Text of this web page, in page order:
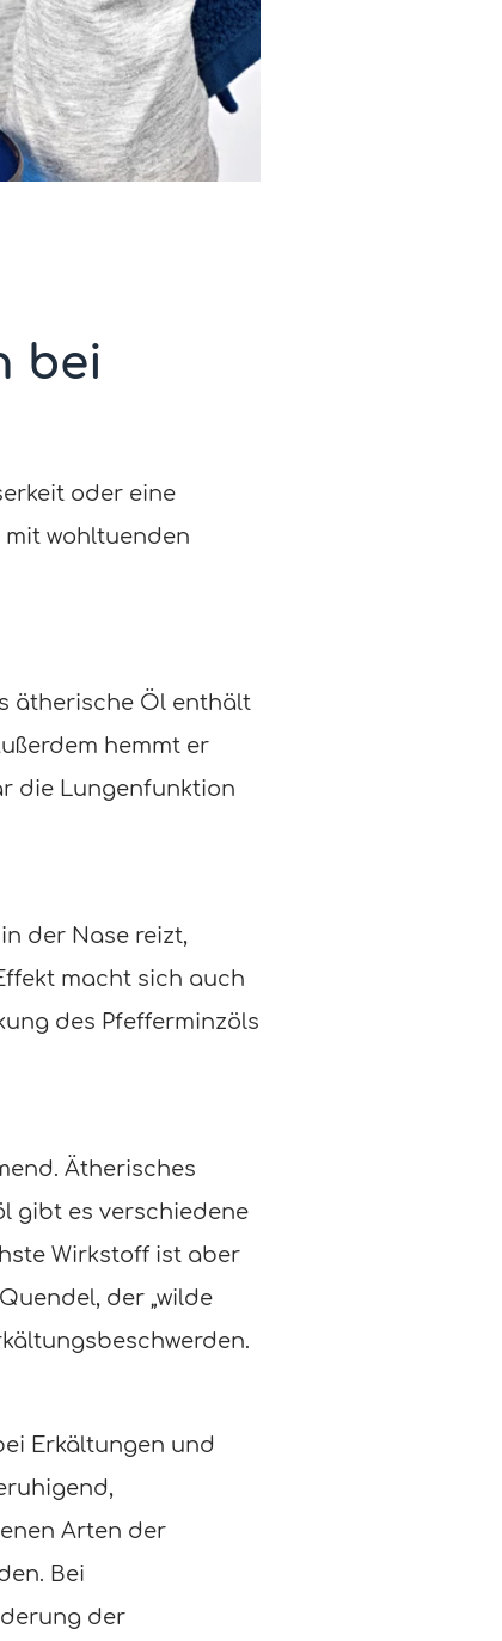
bei
oder eine
mit wohltuenden
ätherische Öl enthält
hemmt er
die Lungenfunktion
der Nase reizt,
macht sich auch
des Pfefferminzöls
Ätherisches
gibt es verschiedene
Wirkstoff ist aber
der „wilde
Erkältungen und
Arten der
Bei
der